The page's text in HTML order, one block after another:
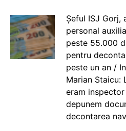
Șeful ISJ Gorj,
personal
peste 55.000
pentru
peste un an /
Marian Staicu:
eram
depunem
decontarea